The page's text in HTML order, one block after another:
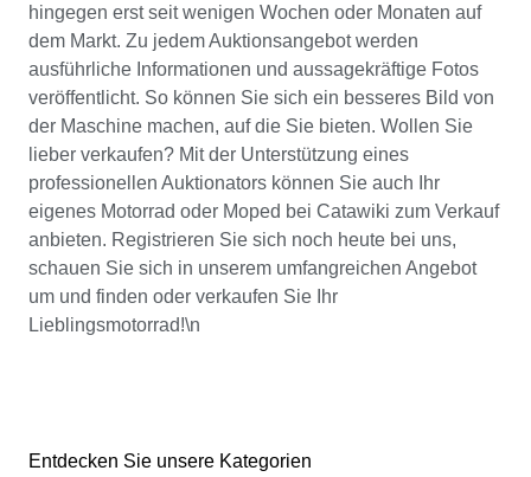
hingegen erst seit wenigen Wochen oder Monaten auf
dem Markt. Zu jedem Auktionsangebot werden
ausführliche Informationen und aussagekräftige Fotos
veröffentlicht. So können Sie sich ein besseres Bild von
der Maschine machen, auf die Sie bieten. Wollen Sie
lieber verkaufen? Mit der Unterstützung eines
professionellen Auktionators können Sie auch Ihr
eigenes Motorrad oder Moped bei Catawiki zum Verkauf
anbieten. Registrieren Sie sich noch heute bei uns,
schauen Sie sich in unserem umfangreichen Angebot
um und finden oder verkaufen Sie Ihr
Lieblingsmotorrad!\n
Entdecken Sie unsere Kategorien